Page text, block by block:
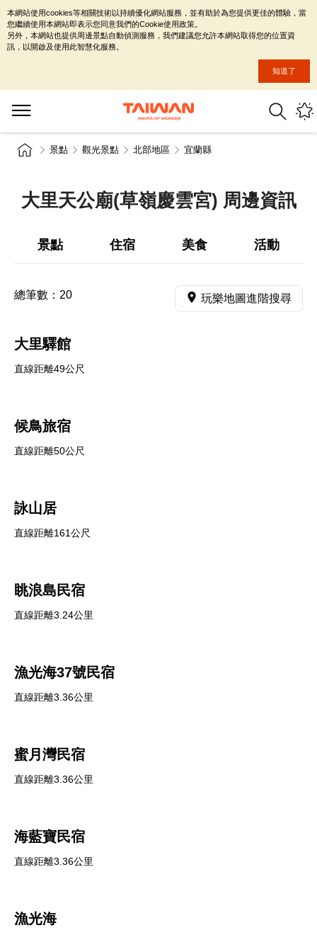
景點 觀光景點 北部地區 宜蘭縣
大里天公廟(草嶺慶雲宮) 周邊資訊
景點 住宿 美食 活動
總筆數： 20 玩樂地圖進階搜尋
大里驛館
直線距離49公尺
候鳥旅宿
直線距離50公尺
詠山居
直線距離161公尺
眺浪島民宿
直線距離3.24公里
漁光海37號民宿
直線距離3.36公里
蜜月灣民宿
直線距離3.36公里
海藍寶民宿
直線距離3.36公里
漁光海
本網站使用cookies等相關技術以持續優化網站服務，並有助於為您提供更佳的體驗，當
您繼續使用本網站即表示您同意我們的Cookie使用政策。
另外，本網站也提供周邊景點自動偵測服務，我們建議您允許本網站取得您的位置資
訊，以開啟及使用此智慧化服務。
知道了